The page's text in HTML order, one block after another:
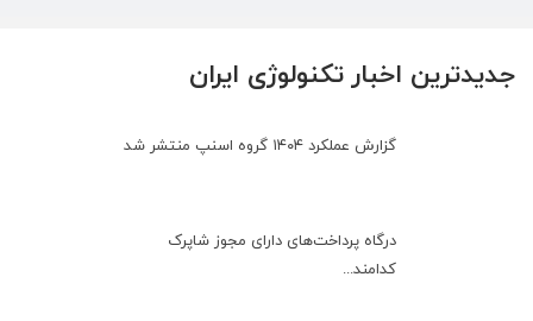
جدیدترین اخبار تکنولوژی ایران
گزارش عملکرد ۱۴۰۴ گروه اسنپ منتشر شد
درگاه پرداخت‌های دارای مجوز شاپرک
کدامند...